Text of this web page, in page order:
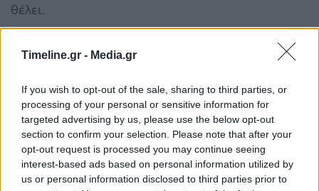
Timeline.gr - Media.gr
If you wish to opt-out of the sale, sharing to third parties, or
processing of your personal or sensitive information for
targeted advertising by us, please use the below opt-out
section to confirm your selection. Please note that after your
opt-out request is processed you may continue seeing
interest-based ads based on personal information utilized by
us or personal information disclosed to third parties prior to
θέλει.
Είναι γνωστό πλέον ότι όταν ένας
άνθρωπος
γίνεται νευρικός.
Νέα έρευνα, λοιπόν, που δημοσιεύθηκε στο
Adaptive Human Behavior and Physiology
αποκαλύπτει την επίπτωση της έλξης καθ’όλη τη